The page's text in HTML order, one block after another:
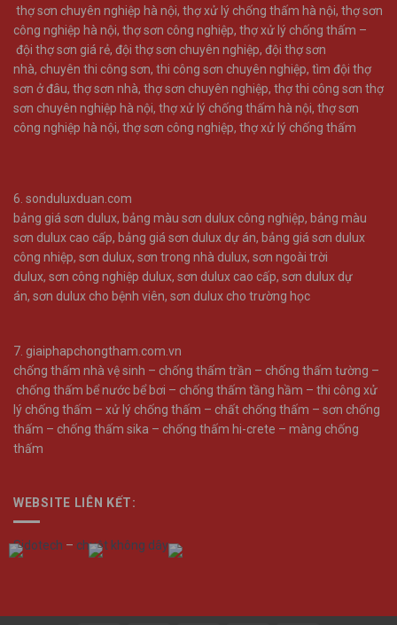
thợ sơn chuyên nghiệp hà nội, thợ xử lý chống thấm hà nội, thợ sơn
công nghiệp hà nội, thợ sơn công nghiệp, thợ xử lý chống thấm –
đội thợ sơn giá rẻ, đội thợ sơn chuyên nghiệp, đội thợ sơn
nhà, chuyên thi công sơn, thi công sơn chuyên nghiệp, tìm đội thợ
sơn ở đâu, thợ sơn nhà, thợ sơn chuyên nghiệp, thợ thi công sơn thợ
sơn chuyên nghiệp hà nội, thợ xử lý chống thấm hà nội, thợ sơn
công nghiệp hà nội, thợ sơn công nghiệp, thợ xử lý chống thấm
6. sonduluxduan.com
bảng giá sơn dulux, bảng màu sơn dulux công nghiệp, bảng màu
sơn dulux cao cấp, bảng giá sơn dulux dự án, bảng giá sơn dulux
công nhiệp, sơn dulux, sơn trong nhà dulux, sơn ngoài trời
dulux, sơn công nghiệp dulux, sơn dulux cao cấp, sơn dulux dự
án, sơn dulux cho bệnh viên, sơn dulux cho trường học
7. giaiphapchongtham.com.vn
chống thấm nhà vệ sinh – chống thấm trần – chống thấm tường –
chống thấm bể nước bể bơi – chống thấm tầng hầm – thi công xử
lý chống thấm – xử lý chống thấm – chất chống thấm – sơn chống
thấm – chống thấm sika – chống thấm hi-crete – màng chống
thấm
WEBSITE LIÊN KẾT:
Sidotech – chuột không dây